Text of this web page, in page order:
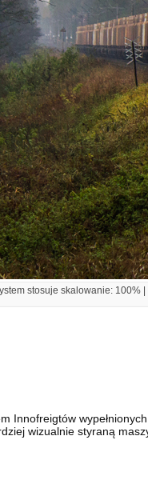
stosuje skalowanie: 100%
Innofreigtów
wizualnie styraną